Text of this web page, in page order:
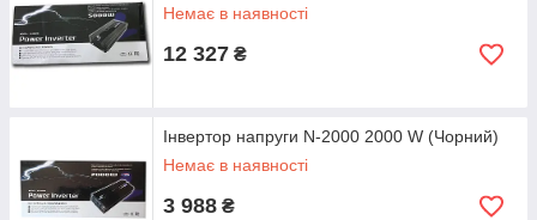
Немає в наявності
12 327 ₴
Інвертор напруги N-2000 2000 W (Чорний)
Немає в наявності
3 988 ₴